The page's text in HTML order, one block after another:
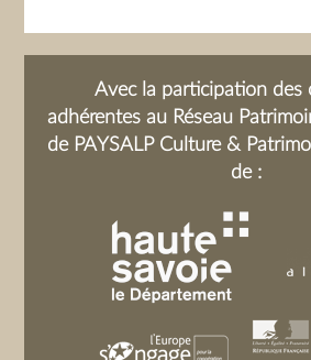
Avec la participation des
adhérentes au Réseau
de PAYSALP Culture &
de :